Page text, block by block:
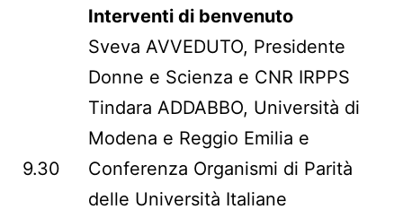
9.30
Interventi di benvenuto
Sveva AVVEDUTO, Presidente
Donne e Scienza e CNR IRPPS
Tindara ADDABBO, Università di
Modena e Reggio Emilia e
Conferenza Organismi di Parità
delle Università Italiane